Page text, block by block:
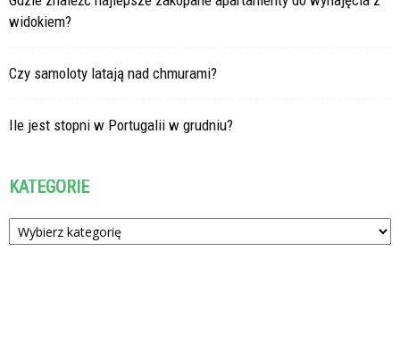
widokiem?
Czy samoloty latają nad chmurami?
Ile jest stopni w Portugalii w grudniu?
KATEGORIE
Kategorie